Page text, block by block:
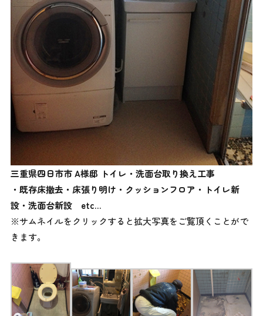
三重県四日市市 A様邸 トイレ・洗面台取り換え工事
・既存床撤去・床張り明け・クッションフロア・トイレ新
設・洗面台新設
etc…
※サムネイルをクリックすると拡大写真をご覧頂くことがで
きます。